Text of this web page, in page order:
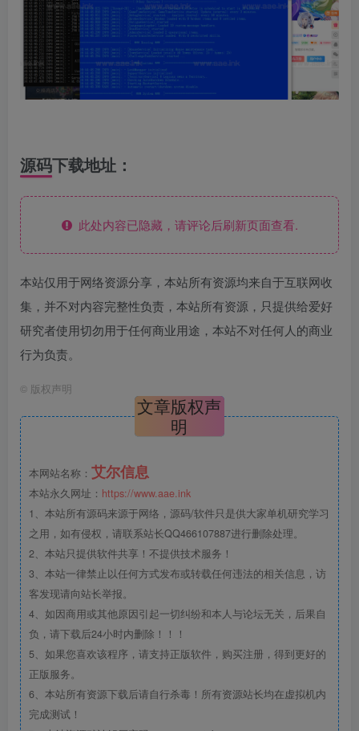
源码下载地址：
此处内容已隐藏，请评论后刷新页面查看.
本站仅用于网络资源分享，本站所有资源均来自于互联网收
集，并不对内容完整性负责，本站所有资源，只提供给爱好
研究者使用切勿用于任何商业用途，本站不对任何人的商业
行为负责。
© 版权声明
文章版权声
明
本网站名称： 艾尔信息
本站永久网址： https://www.aae.ink
1、本站所有源码来源于网络，源码/软件只是供大家单机研究学习
之用，如有侵权，请联系站长QQ466107887进行删除处理。
2、本站只提供软件共享！不提供技术服务！
3、本站一律禁止以任何方式发布或转载任何违法的相关信息，访
客发现请向站长举报。
4、如因商用或其他原因引起一切纠纷和本人与论坛无关，后果自
负，请下载后24小时内删除！！！
5、如果您喜欢该程序，请支持正版软件，购买注册，得到更好的
正版服务。
6、本站所有资源下载后请自行杀毒！所有资源站长均在虚拟机内
完成测试！